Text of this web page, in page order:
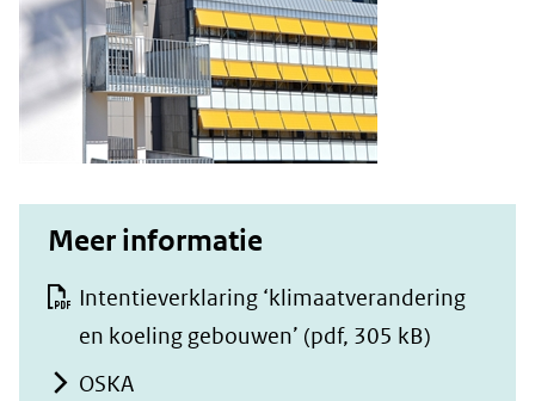
Meer informatie
Intentieverklaring ‘klimaatverandering
en koeling gebouwen’ (pdf, 305 kB)
OSKA